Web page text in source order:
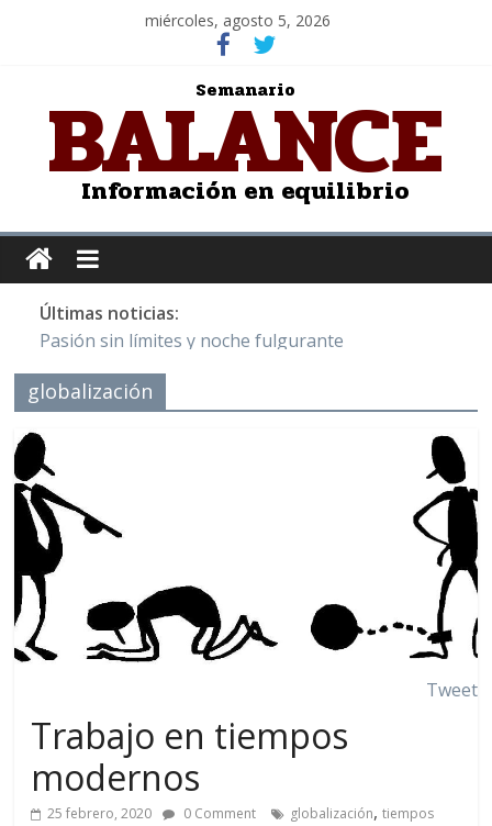
miércoles, agosto 5, 2026
Semanario
BALANCE
Información en equilibrio
Últimas noticias:
Pasión sin límites y noche fulgurante
Y Quetzalcóatl, le dio el maíz a la humanidad
Cristo de San Juan de la Cruz: Salvador Dalí
Juntos hasta el último minuto
globalización
Tweet
Trabajo en tiempos
modernos
25 febrero, 2020 0 Comment globalización,tiempos